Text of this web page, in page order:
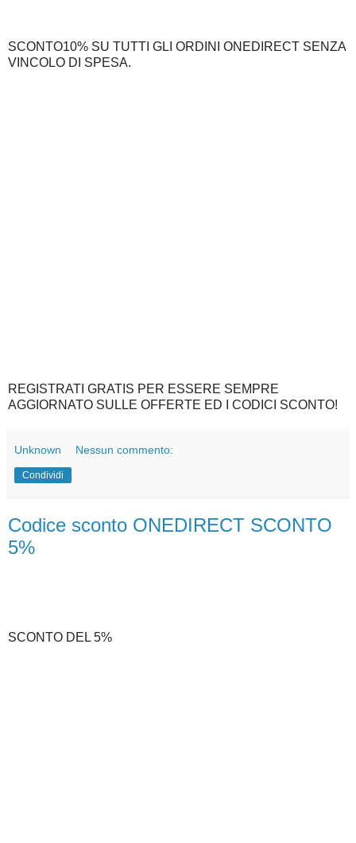
SCONTO10% SU TUTTI GLI ORDINI ONEDIRECT SENZA
VINCOLO DI SPESA.
REGISTRATI GRATIS PER ESSERE SEMPRE
AGGIORNATO SULLE OFFERTE ED I CODICI SCONTO!
Unknown Nessun commento:
Condividi
Codice sconto ONEDIRECT SCONTO
5%
SCONTO DEL 5%